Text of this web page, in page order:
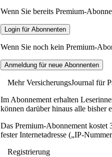
Wenn Sie bereits Premium-
Wenn Sie noch kein Premium-
Mehr VersicherungsJournal für
Im Abonnement erhalten
können darüber hinaus alle bisher
Das Premium-Abonnement kostet
fester Internetadresse („IP-
Registrierung